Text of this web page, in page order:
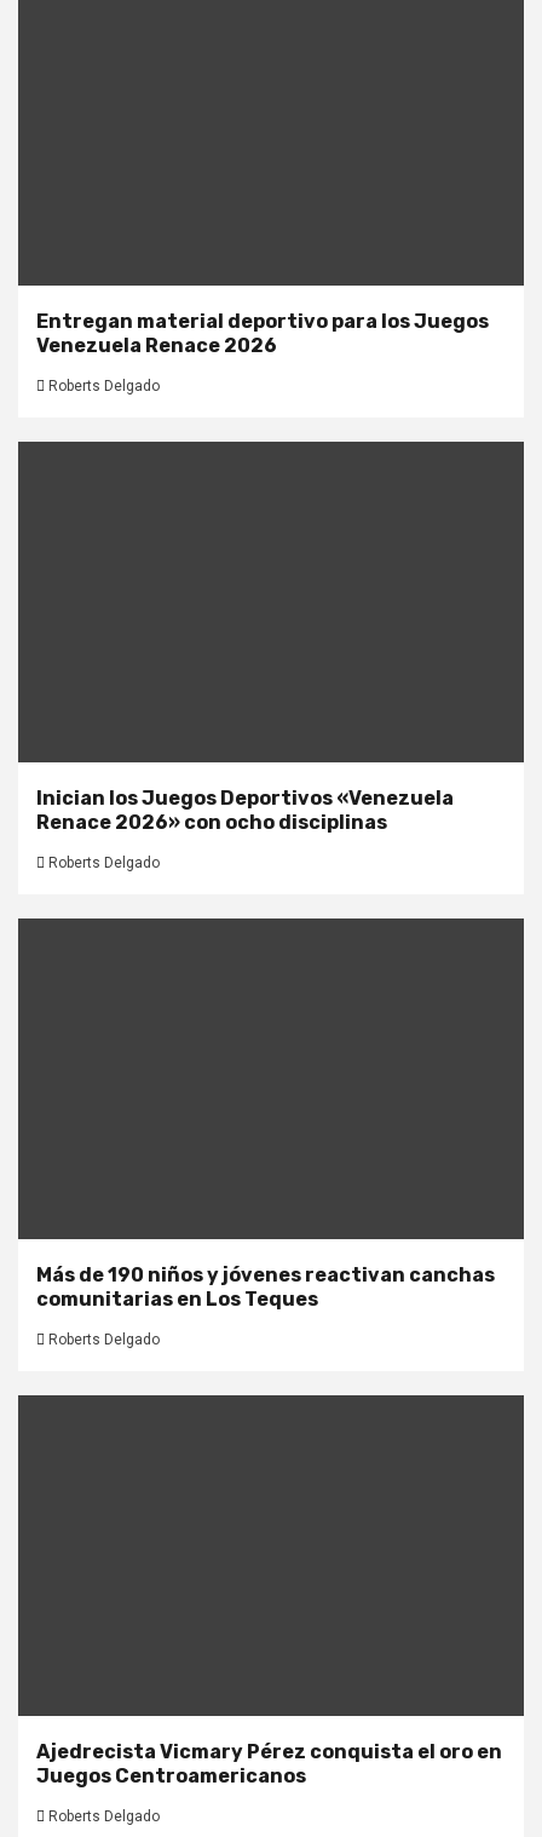
Entregan material deportivo para los Juegos
Venezuela Renace 2026
Roberts Delgado
Inician los Juegos Deportivos «Venezuela
Renace 2026» con ocho disciplinas
Roberts Delgado
Más de 190 niños y jóvenes reactivan canchas
comunitarias en Los Teques
Roberts Delgado
Ajedrecista Vicmary Pérez conquista el oro en
Juegos Centroamericanos
Roberts Delgado